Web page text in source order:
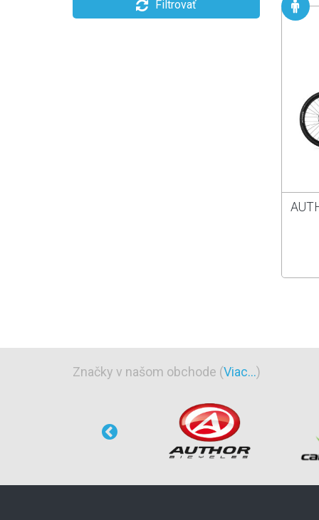
Filtrovať
Značky v našom obchode (Viac...)